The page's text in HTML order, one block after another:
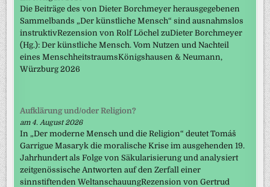
Die Beiträge des von Dieter Borchmeyer herausgegebenen
Sammelbands „Der künstliche Mensch“ sind ausnahmslos
instruktivRezension von Rolf Löchel zuDieter Borchmeyer
(Hg.): Der künstliche Mensch. Vom Nutzen und Nachteil
eines MenschheitstraumsKönigshausen & Neumann,
Würzburg 2026
Aufklärung und/oder Religion?
am 4. August 2026
In „Der moderne Mensch und die Religion“ deutet Tomáš
Garrigue Masaryk die moralische Krise im ausgehenden 19.
Jahrhundert als Folge von Säkularisierung und analysiert
zeitgenössische Antworten auf den Zerfall einer
sinnstiftenden WeltanschauungRezension von Gertrud